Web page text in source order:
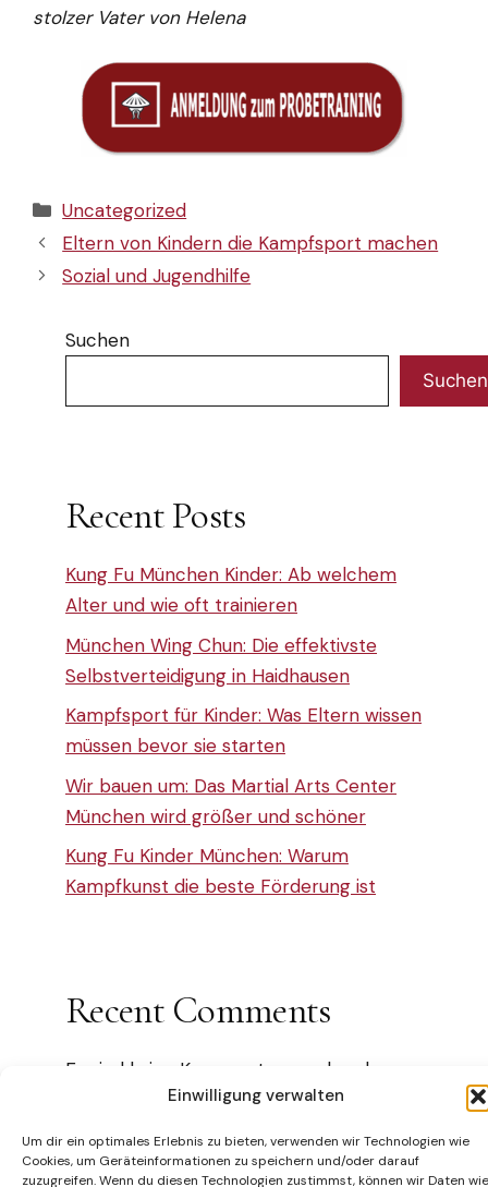
Einwilligung verwalten
Um dir ein optimales Erlebnis zu bieten, verwenden wir Technologien wie
Cookies, um Geräteinformationen zu speichern und/oder darauf
zuzugreifen. Wenn du diesen Technologien zustimmst, können wir Daten wie
stolzer Vater von Helena
Kategorien
Uncategorized
Eltern von Kindern die Kampfsport machen
Sozial und Jugendhilfe
Suchen
Suchen
Recent Posts
Kung Fu München Kinder: Ab welchem
Alter und wie oft trainieren
München Wing Chun: Die effektivste
Selbstverteidigung in Haidhausen
Kampfsport für Kinder: Was Eltern wissen
müssen bevor sie starten
Wir bauen um: Das Martial Arts Center
München wird größer und schöner
Kung Fu Kinder München: Warum
Kampfkunst die beste Förderung ist
Recent Comments
Es sind keine Kommentare vorhanden.